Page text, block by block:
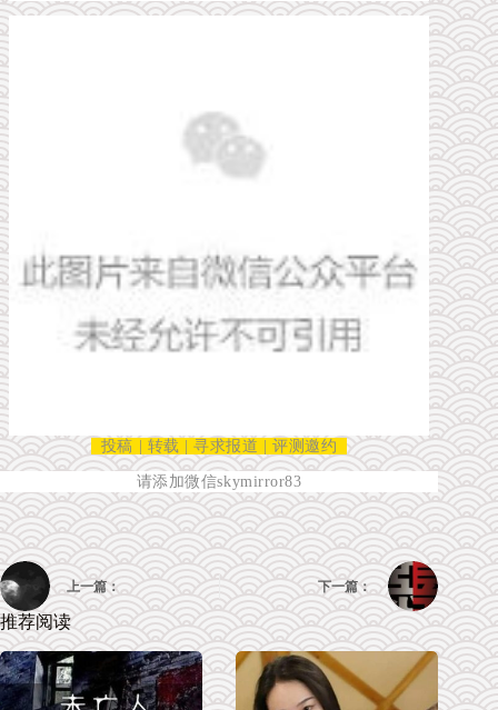
投稿 | 转载 | 寻求报道 | 评测邀约
请添加微信skymirror83
上一篇： 下一篇：
推荐阅读